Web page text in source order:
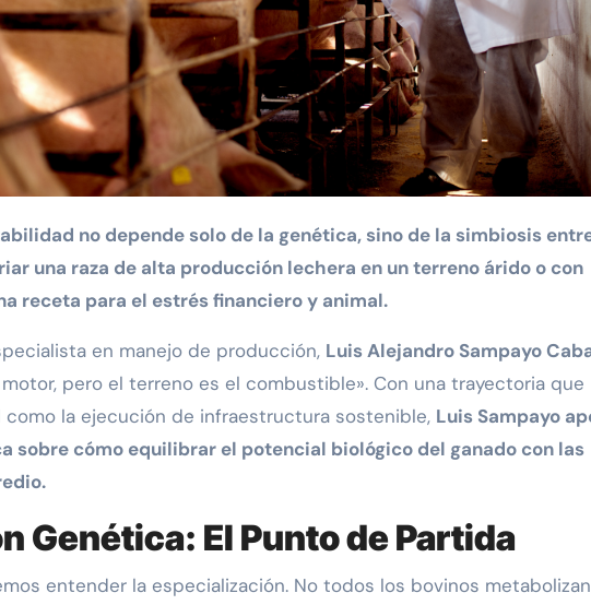
una raza de alta producción lechera en un terreno árido o con
receta para el estrés financiero y animal.
en manejo de producción, Luis Alejandro Sampayo
pero el terreno es el combustible». Con una trayectoria que
la ejecución de infraestructura sostenible, Luis Sampayo
sobre cómo equilibrar el potencial biológico del ganado con las
Genética: El Punto de Partida
entender la especialización. No todos los bovinos